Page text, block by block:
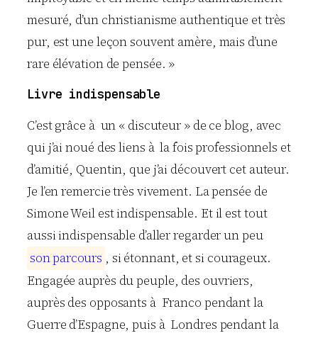
mesuré, d’un christianisme authentique et très
pur, est une leçon souvent amère, mais d’une
rare élévation de pensée. »
Livre indispensable
C’est grâce à un « discuteur » de ce blog, avec
qui j’ai noué des liens à la fois professionnels et
d’amitié, Quentin, que j’ai découvert cet auteur.
Je l’en remercie très vivement. La pensée de
Simone Weil est indispensable. Et il est tout
aussi indispensable d’aller regarder un peu
sonparcours , si étonnant, et si courageux.
Engagée auprès du peuple, des ouvriers,
auprès des opposants à Franco pendant la
Guerre d’Espagne, puis à Londres pendant la